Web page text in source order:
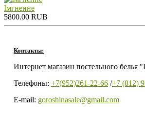
Iмгненне
5800.00 RUB
Контакты:
Интернет магазин постельного белья
Телефоны: +7(952)261-22-66 /+7 (812)
E-mail: goroshinasale@gmail.com